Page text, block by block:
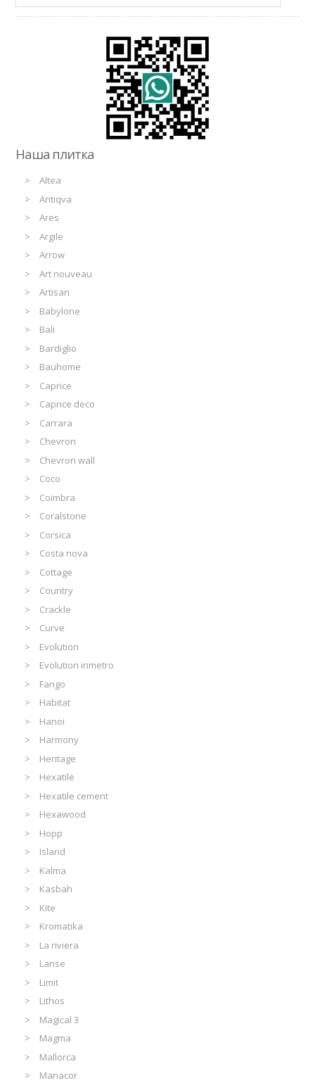
Наша плитка
Altea
Antiqva
Ares
Argile
Arrow
Art nouveau
Artisan
Babylone
Bali
Bardiglio
Bauhome
Caprice
Caprice deco
Carrara
Chevron
Chevron wall
Coco
Coimbra
Coralstone
Corsica
Costa nova
Cottage
Country
Crackle
Curve
Evolution
Evolution inmetro
Fango
Habitat
Hanoi
Harmony
Heritage
Hexatile
Hexatile cement
Hexawood
Hopp
Island
Kalma
Kasbah
Kite
Kromatika
La riviera
Lanse
Limit
Lithos
Magical 3
Magma
Mallorca
Manacor